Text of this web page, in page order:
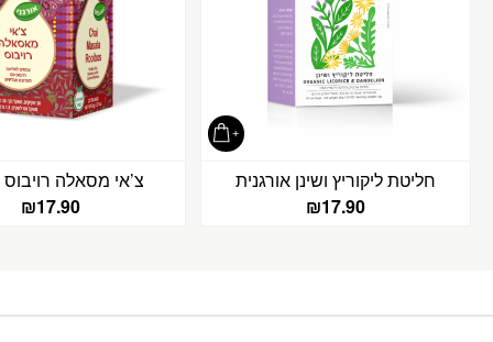
חליטת ליקוריץ ושינן אורגנית
₪17.90
צ’אי מסאלה רויבוס
₪17.90